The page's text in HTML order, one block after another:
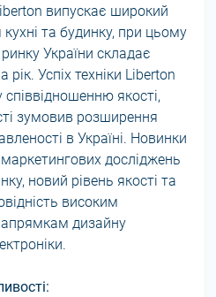
випускає широкий
та будинку, при цьому
України складає
Успіх техніки Liberton
якості,
зумовив розширення
в Україні. Новинки
досліджень
новий рівень якості та
високим
дизайну